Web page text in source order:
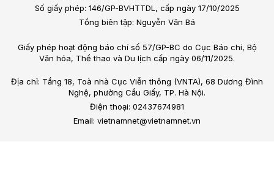
Số giấy phép: 146/GP-BVHTTDL, cấp ngày 17/10/2025
Tổng biên tập: Nguyễn Văn Bá
Giấy phép hoạt động báo chí số 57/GP-BC do Cục Báo chí, Bộ
Văn hóa, Thể thao và Du lịch cấp ngày 06/11/2025.
Địa chỉ: Tầng 18, Toà nhà Cục Viễn thông (VNTA), 68 Dương Đình
Nghệ, phường Cầu Giấy, TP. Hà Nội.
Điện thoại: 02437674981
Email: vietnamnet@vietnamnet.vn